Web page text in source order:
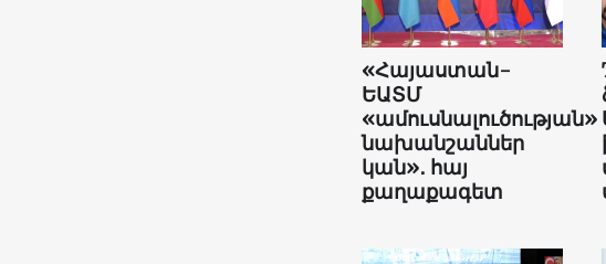
«Հայաստան-
ԵԱՏՄ
«ամուսնալուծության»
նախանշաններ
կան»․ հայ
քաղաքագետ